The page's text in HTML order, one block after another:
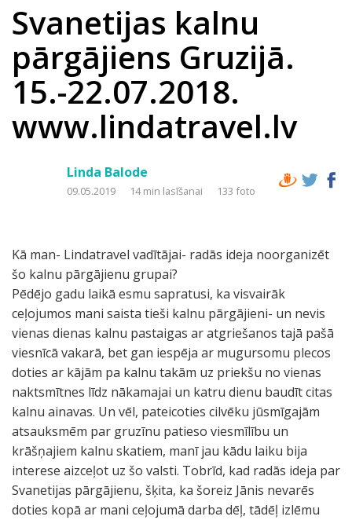
Svanetijas kalnu
pārgājiens Gruzijā.
15.-22.07.2018.
www.lindatravel.lv
Linda Balode
09.05.2019 14 min lasīšanai 133 foto
Kā man- Lindatravel vadītājai- radās ideja noorganizēt
šo kalnu pārgājienu grupai?
Pēdējo gadu laikā esmu sapratusi, ka visvairāk
ceļojumos mani saista tieši kalnu pārgājieni- un nevis
vienas dienas kalnu pastaigas ar atgriešanos tajā pašā
viesnīcā vakarā, bet gan iespēja ar mugursomu plecos
doties ar kājām pa kalnu takām uz priekšu no vienas
naktsmītnes līdz nākamajai un katru dienu baudīt citas
kalnu ainavas. Un vēl, pateicoties cilvēku jūsmīgajām
atsauksmēm par gruzīnu patieso viesmīlību un
krāšņajiem kalnu skatiem, manī jau kādu laiku bija
interese aizceļot uz šo valsti. Tobrīd, kad radās ideja par
Svanetijas pārgājienu, šķita, ka šoreiz Jānis nevarēs
doties kopā ar mani ceļojumā darba dēļ, tādēļ izlēmu